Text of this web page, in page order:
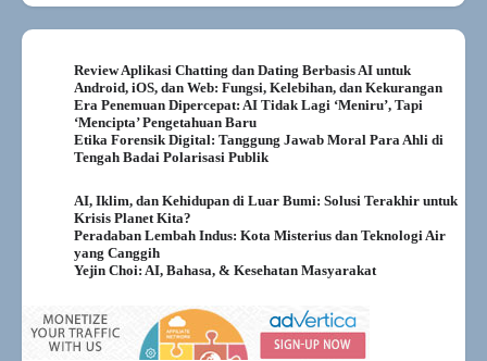
Review Aplikasi Chatting dan Dating Berbasis AI untuk
Android, iOS, dan Web: Fungsi, Kelebihan, dan Kekurangan
Era Penemuan Dipercepat: AI Tidak Lagi ‘Meniru’, Tapi
‘Mencipta’ Pengetahuan Baru
Etika Forensik Digital: Tanggung Jawab Moral Para Ahli di
Tengah Badai Polarisasi Publik
AI, Iklim, dan Kehidupan di Luar Bumi: Solusi Terakhir untuk
Krisis Planet Kita?
Peradaban Lembah Indus: Kota Misterius dan Teknologi Air
yang Canggih
Yejin Choi: AI, Bahasa, & Kesehatan Masyarakat